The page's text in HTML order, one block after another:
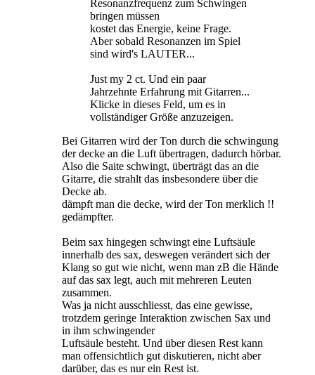
Resonanzfrequenz zum Schwingen
bringen müssen
kostet das Energie, keine Frage.
Aber sobald Resonanzen im Spiel
sind wird's LAUTER...
Just my 2 ct. Und ein paar
Jahrzehnte Erfahrung mit Gitarren...
Klicke in dieses Feld, um es in
vollständiger Größe anzuzeigen.
Bei Gitarren wird der Ton durch die schwingung
der decke an die Luft übertragen, dadurch hörbar.
Also die Saite schwingt, überträgt das an die
Gitarre, die strahlt das insbesondere über die
Decke ab.
dämpft man die decke, wird der Ton merklich !!
gedämpfter.
Beim sax hingegen schwingt eine Luftsäule
innerhalb des sax, deswegen verändert sich der
Klang so gut wie nicht, wenn man zB die Hände
auf das sax legt, auch mit mehreren Leuten
zusammen.
Was ja nicht ausschliesst, das eine gewisse,
trotzdem geringe Interaktion zwischen Sax und
in ihm schwingender
Luftsäule besteht. Und über diesen Rest kann
man offensichtlich gut diskutieren, nicht aber
darüber, das es nur ein Rest ist.